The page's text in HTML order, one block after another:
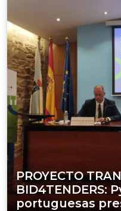
PROYECTO
BID4TENDERS:
portuguesas